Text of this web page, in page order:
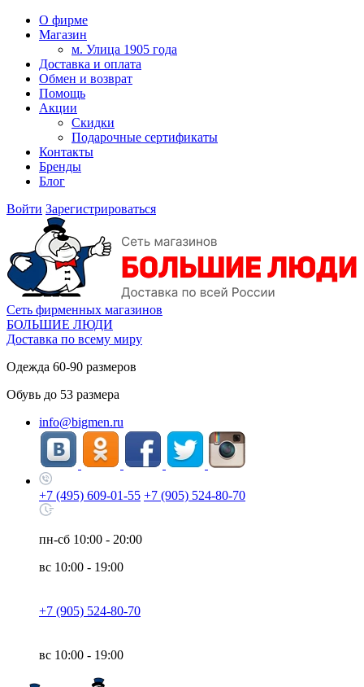
О фирме
Магазин
м. Улица 1905 года
Доставка и оплата
Обмен и возврат
Помощь
Акции
Скидки
Подарочные сертификаты
Контакты
Бренды
Блог
Войти Зарегистрироваться
Сеть фирменных магазинов
БОЛЬШИЕ ЛЮДИ
Доставка по всему миру
Одежда 60-90 размеров
Обувь до 53 размера
info@bigmen.ru
+7 (495) 609-01-55 +7 (905) 524-80-70
пн-сб 10:00 - 20:00
вс 10:00 - 19:00
+7 (905) 524-80-70
вс 10:00 - 19:00